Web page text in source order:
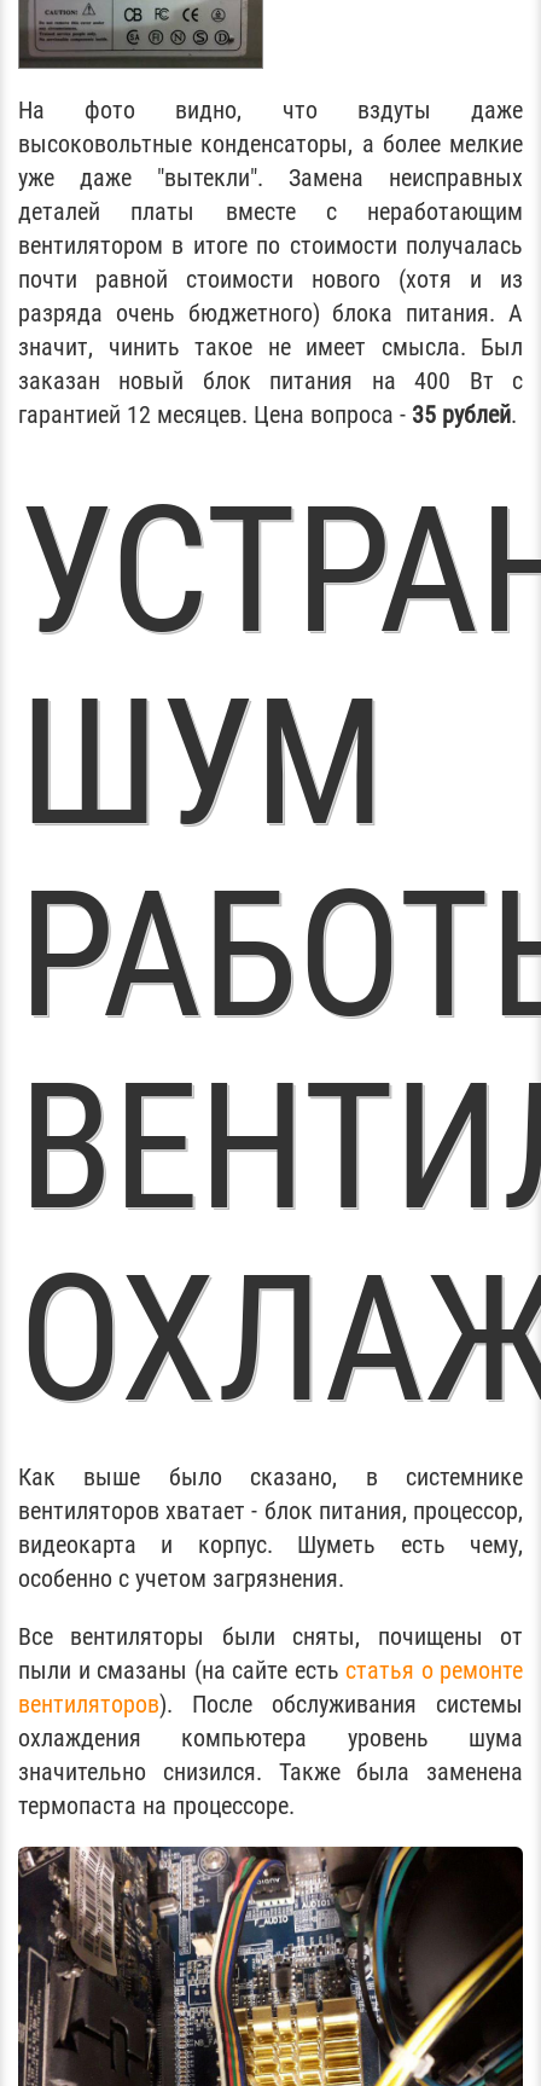
На фото видно, что вздуты даже
высоковольтные конденсаторы, а более мелкие
уже даже "вытекли". Замена неисправных
деталей платы вместе с неработающим
вентилятором в итоге по стоимости получалась
почти равной стоимости нового (хотя и из
разряда очень бюджетного) блока питания. А
значит, чинить такое не имеет смысла. Был
заказан новый блок питания на 400 Вт с
гарантией 12 месяцев. Цена вопроса - 35 рублей.
ШУМ
Как выше было сказано, в системнике
вентиляторов хватает - блок питания, процессор,
видеокарта и корпус. Шуметь есть чему,
особенно с учетом загрязнения.
Все вентиляторы были сняты, почищены от
пыли и смазаны (на сайте есть статья о ремонте
вентиляторов). После обслуживания системы
охлаждения компьютера уровень шума
значительно снизился. Также была заменена
термопаста на процессоре.